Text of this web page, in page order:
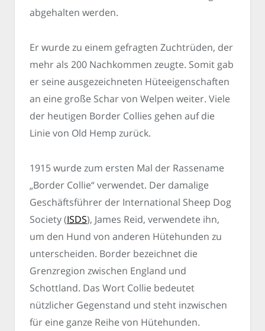
abgehalten werden.
Er wurde zu einem gefragten Zuchtrüden, der
mehr als 200 Nachkommen zeugte. Somit gab
er seine ausgezeichneten Hüteeigenschaften
an eine große Schar von Welpen weiter. Viele
der heutigen Border Collies gehen auf die
Linie von Old Hemp zurück.
1915 wurde zum ersten Mal der Rassename
„Border Collie“ verwendet. Der damalige
Geschäftsführer der International Sheep Dog
Society (ISDS), James Reid, verwendete ihn,
um den Hund von anderen Hütehunden zu
unterscheiden. Border bezeichnet die
Grenzregion zwischen England und
Schottland. Das Wort Collie bedeutet
nützlicher Gegenstand und steht inzwischen
für eine ganze Reihe von Hütehunden.